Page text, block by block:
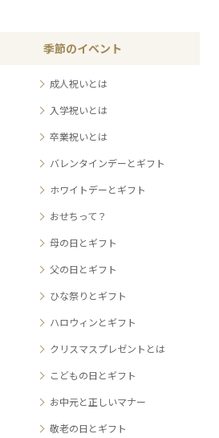
季節のイベント
成人祝いとは
入学祝いとは
卒業祝いとは
バレンタインデーとギフト
ホワイトデーとギフト
おせちって？
母の日とギフト
父の日とギフト
ひな祭りとギフト
ハロウィンとギフト
クリスマスプレゼントとは
こどもの日とギフト
お中元と正しいマナー
敬老の日とギフト